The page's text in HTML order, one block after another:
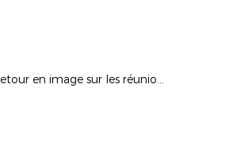
Retour en image sur les réunions de secteurs